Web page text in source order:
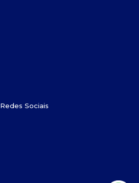
Redes Sociais